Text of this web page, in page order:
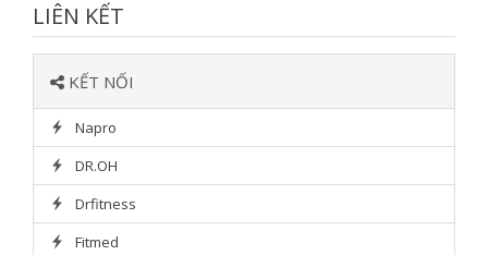
LIÊN KẾT
KẾT NỐI
Napro
DR.OH
Drfitness
Fitmed